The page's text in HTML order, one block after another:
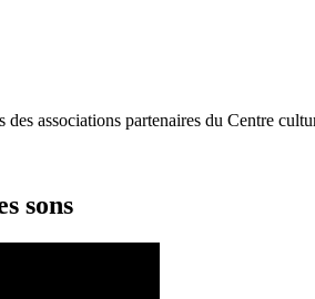
des associations partenaires du Centre
sons